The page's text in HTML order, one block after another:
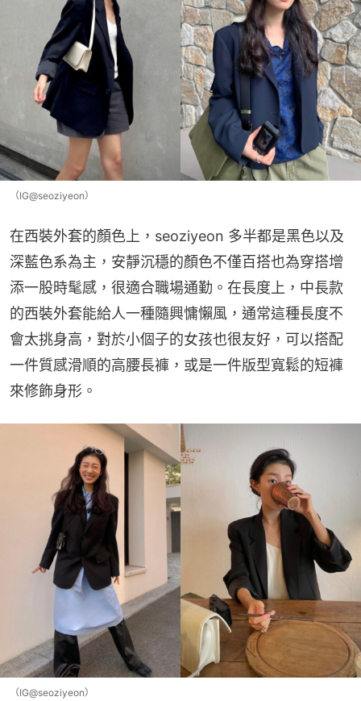
（IG@seoziyeon）
在西裝外套的顏色上，seoziyeon 多半都是黑色以及
深藍色系為主，安靜沉穩的顏色不僅百搭也為穿搭增
添一股時髦感，很適合職場通勤。在長度上，中長款
的西裝外套能給人一種隨興慵懶風，通常這種長度不
會太挑身高，對於小個子的女孩也很友好，可以搭配
一件質感滑順的高腰長褲，或是一件版型寬鬆的短褲
來修飾身形。
（IG@seoziyeon）